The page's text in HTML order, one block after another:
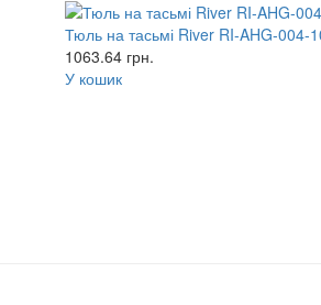
Тюль на тасьмі River RI-AHG-004-
1063.64 грн.
У кошик